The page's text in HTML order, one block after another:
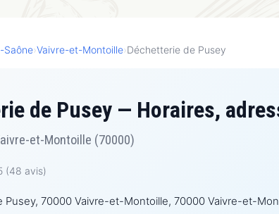
Saône›Vaivre-et-Montoille›Déchetterie de Pusey
de Pusey — Horaires,
et-Montoille (70000)
(48 avis)
Pusey, 70000 Vaivre-et-Montoille, 70000 Vaivre-et-